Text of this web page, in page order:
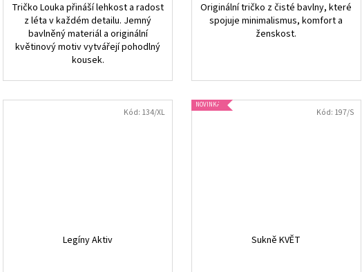
Tričko Louka přináší lehkost a radost
z léta v každém detailu. Jemný
bavlněný materiál a originální
květinový motiv vytvářejí pohodlný
kousek.
Originální tričko z čisté bavlny, které
spojuje minimalismus, komfort a
ženskost.
Legíny Aktiv
Kód: 134/XL
NOVINKA
Sukně KVĚT
Kód: 197/S